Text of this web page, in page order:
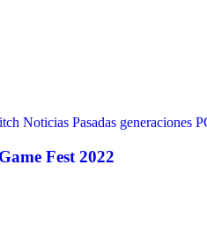
Noticias Pasadas generaciones
Fest 2022